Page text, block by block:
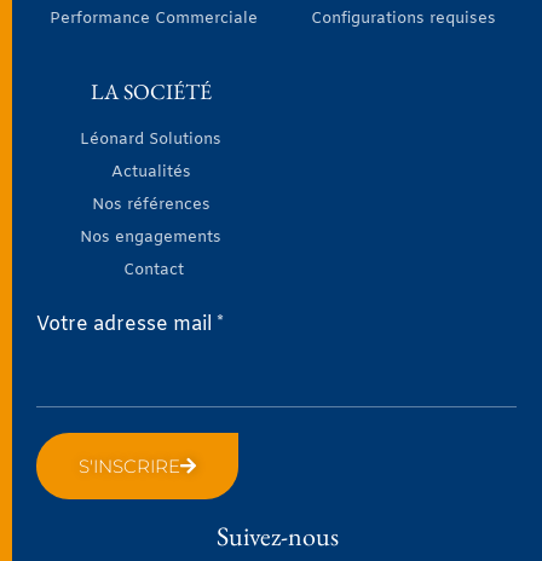
Performance Commerciale
Configurations requises
LA SOCIÉTÉ
Léonard Solutions
Actualités
Nos références
Nos engagements
Contact
Votre adresse mail *
S'INSCRIRE
Suivez-nous